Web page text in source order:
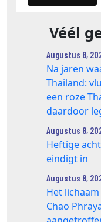
Véél
Augustus 8,
Na jaren
Thailand:
een roze
daardoor
Augustus 8,
Heftige
eindigt in
Augustus 8,
Het
Chao